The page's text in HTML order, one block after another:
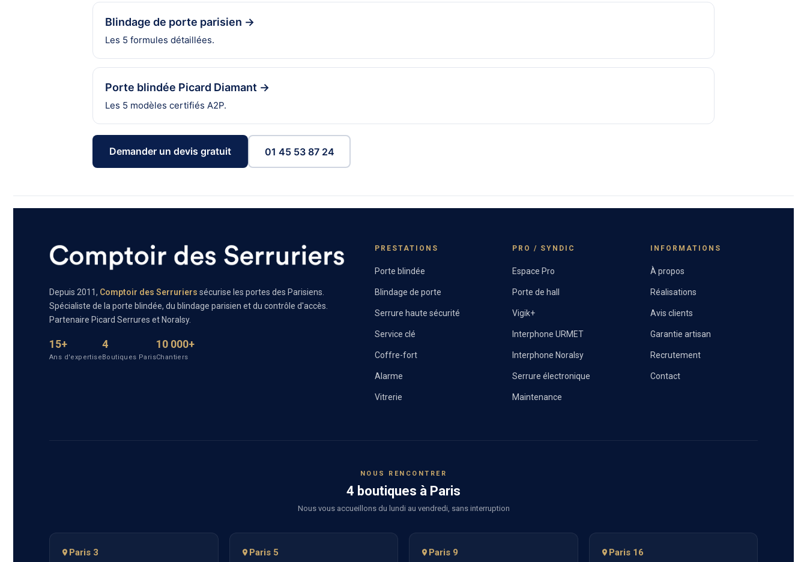
Blindage de porte parisien →
Les 5 formules détaillées.
Porte blindée Picard Diamant →
Les 5 modèles certifiés A2P.
Demander un devis gratuit 01 45 53 87 24
Depuis 2011, Comptoir des Serruriers sécurise les portes des Parisiens.
Spécialiste de la porte blindée, du blindage parisien et du contrôle d'accès.
Partenaire Picard Serrures et Noralsy.
15+
Ans d'expertise
4
Boutiques Paris
10 000+
Chantiers
PRESTATIONS
Porte blindée
Blindage de porte
Serrure haute sécurité
Service clé
Coffre-fort
Alarme
Vitrerie
PRO / SYNDIC
Espace Pro
Porte de hall
Vigik+
Interphone URMET
Interphone Noralsy
Serrure électronique
Maintenance
INFORMATIONS
À propos
Réalisations
Avis clients
Garantie artisan
Recrutement
Contact
NOUS RENCONTRER
4 boutiques à Paris
Nous vous accueillons du lundi au vendredi, sans interruption
Paris 3 Paris 5 Paris 9 Paris 16